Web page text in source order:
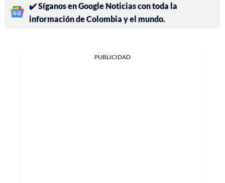
✔️ Síganos en Google Noticias con toda la
información de Colombia y el mundo.
PUBLICIDAD